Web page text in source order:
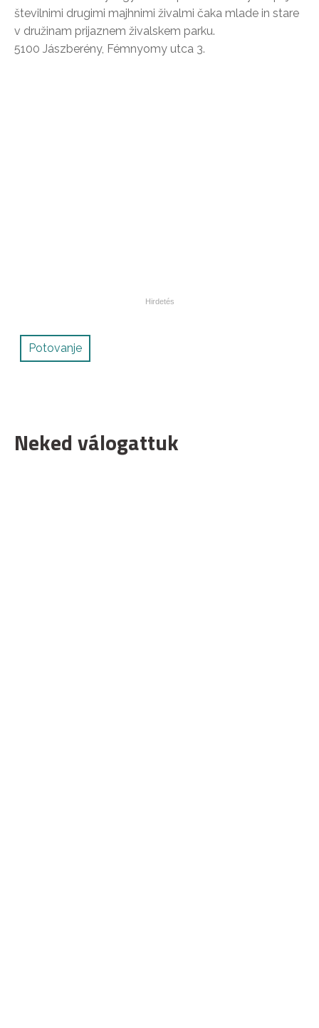
številnimi drugimi majhnimi živalmi čaka mlade in stare
v družinam prijaznem živalskem parku.
5100 Jászberény, Fémnyomy utca 3.
Potovanje
Neked válogattuk